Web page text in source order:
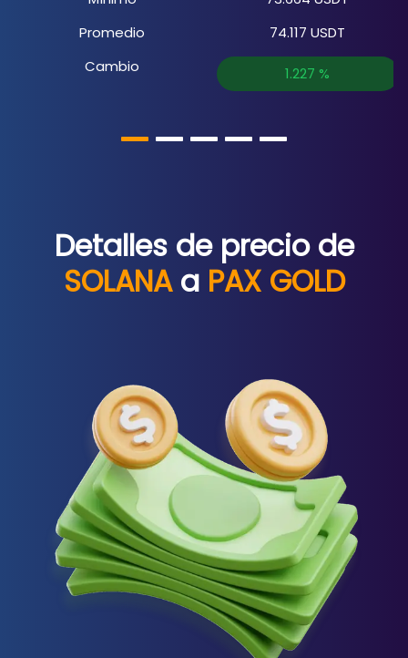
Promedio
Cambio
74.117 USDT
1.227 %
Detalles de precio de
SOLANAa PAX GOLD